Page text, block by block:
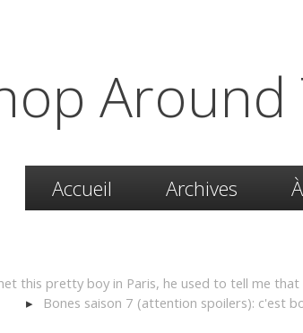
Accueil Archives
this pretty boy in Paris, he used to tell me that
Bones saison 7 (attention spoilers): c'est